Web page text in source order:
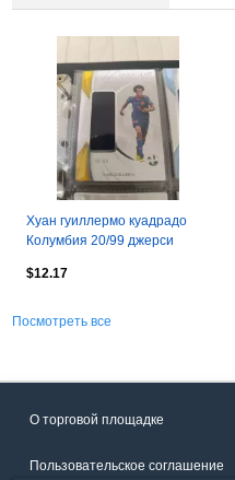
Хуан гуиллермо куадрадо
Колумбия 20/99 джерси
$12.17
Посмотреть все
О торговой площадке
Пользовательское соглашение